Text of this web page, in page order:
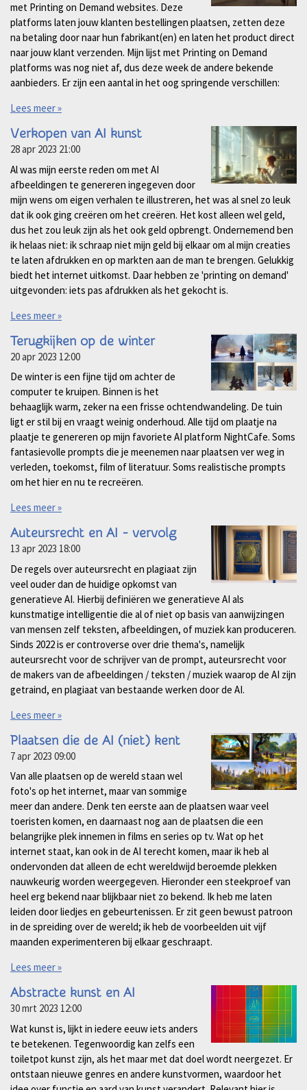
met Printing on Demand websites. Deze
platforms laten jouw klanten bestellingen plaatsen, zetten deze
na betaling door naar hun fabrikant(en) en laten het product direct
naar jouw klant verzenden. Mijn lijst met Printing on Demand
platforms was nog niet af, dus deze week de andere bekende
aanbieders. Er zijn een aantal in het oog springende verschillen:
Lees meer »
Verkopen van AI kunst
28 apr 2023 21:00
Al was mijn eerste reden om met AI
afbeeldingen te genereren ingegeven door
mijn wens om eigen verhalen te illustreren, het was al snel zo leuk
dat ik ook ging creëren om het creëren. Het kost alleen wel geld,
dus het zou leuk zijn als het ook geld opbrengt. Ondernemend ben
ik helaas niet: ik schraap niet mijn geld bij elkaar om al mijn creaties
te laten afdrukken en op markten aan de man te brengen. Gelukkig
biedt het internet uitkomst. Daar hebben ze 'printing on demand'
uitgevonden: iets pas afdrukken als het gekocht is.
Lees meer »
Terugkijken op de winter
20 apr 2023 12:00
De winter is een fijne tijd om achter de
computer te kruipen. Binnen is het
behaaglijk warm, zeker na een frisse ochtendwandeling. De tuin
ligt er stil bij en vraagt weinig onderhoud. Alle tijd om plaatje na
plaatje te genereren op mijn favoriete AI platform NightCafe. Soms
fantasievolle prompts die je meenemen naar plaatsen ver weg in
verleden, toekomst, film of literatuur. Soms realistische prompts
om het hier en nu te recreëren.
Lees meer »
Auteursrecht en AI - vervolg
13 apr 2023 18:00
De regels over auteursrecht en plagiaat zijn
veel ouder dan de huidige opkomst van
generatieve AI. Hierbij definiëren we generatieve AI als
kunstmatige intelligentie die al of niet op basis van aanwijzingen
van mensen zelf teksten, afbeeldingen, of muziek kan produceren.
Sinds 2022 is er controverse over drie thema's, namelijk
auteursrecht voor de schrijver van de prompt, auteursrecht voor
de makers van de afbeeldingen / teksten / muziek waarop de AI zijn
getraind, en plagiaat van bestaande werken door de AI.
Lees meer »
Plaatsen die de AI (niet) kent
7 apr 2023 09:00
Van alle plaatsen op de wereld staan wel
foto's op het internet, maar van sommige
meer dan andere. Denk ten eerste aan de plaatsen waar veel
toeristen komen, en daarnaast nog aan de plaatsen die een
belangrijke plek innemen in films en series op tv. Wat op het
internet staat, kan ook in de AI terecht komen, maar ik heb al
ondervonden dat alleen de echt wereldwijd beroemde plekken
nauwkeurig worden weergegeven. Hieronder een steekproef van
heel erg bekend naar blijkbaar niet zo bekend. Ik heb me laten
leiden door liedjes en gebeurtenissen. Er zit geen bewust patroon
in de spreiding over de wereld; ik heb de voorbeelden uit vijf
maanden experimenteren bij elkaar geschraapt.
Lees meer »
Abstracte kunst en AI
30 mrt 2023 12:00
Wat kunst is, lijkt in iedere eeuw iets anders
te betekenen. Tegenwoordig kan zelfs een
toiletpot kunst zijn, als het maar met dat doel wordt neergezet. Er
ontstaan nieuwe genres en andere kunstvormen, waardoor het